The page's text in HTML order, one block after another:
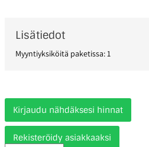
Lisätiedot
Myyntiyksiköitä paketissa: 1
Kirjaudu nähdäksesi hinnat
Rekisteröidy asiakkaaksi